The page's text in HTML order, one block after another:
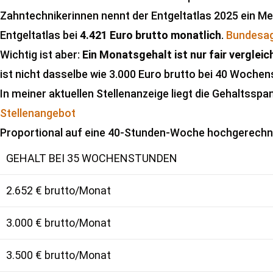
Zahntechnikerinnen nennt der Entgeltatlas 2025 ein
Entgeltatlas bei4.421 Euro brutto monatlich.
Wichtig ist aber: Ein Monatsgehalt ist nur fair
ist nicht dasselbe wie 3.000 Euro brutto bei 40
In meiner aktuellen Stellenanzeige liegt die
Stellenangebot
Proportional auf eine 40-Stunden-Woche
GEHALT BEI 35 WOCHENSTUNDEN
2.652 € brutto/Monat
3.000 € brutto/Monat
3.500 € brutto/Monat